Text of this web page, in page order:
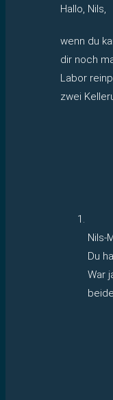
Hallo, Nils,
wenn du
dir noch
Labor
zwei
Nils-
Du
War